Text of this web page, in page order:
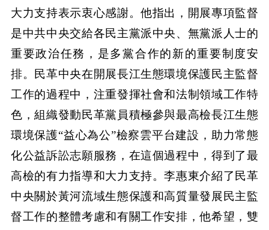
大力支持表示衷心感謝。他指出，開展專項監督
是中共中央交給各民主黨派中央、無黨派人士的
重要政治任務，是多黨合作的新的重要制度安
排。民革中央在開展長江生態環境保護民主監督
工作的過程中，注重發揮社會和法制領域工作特
色，組織發動民革黨員積極參與最高檢長江生態
環境保護“益心為公”檢察雲平台建設，助力常態
化公益訴訟志願服務，在這個過程中，得到了最
高檢的有力指導和大力支持。李惠東介紹了民革
中央關於黃河流域生態保護和高質量發展民主監
督工作的整體考慮和有關工作安排，他希望，雙